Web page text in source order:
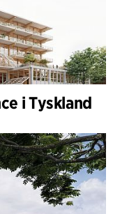
i Tyskland